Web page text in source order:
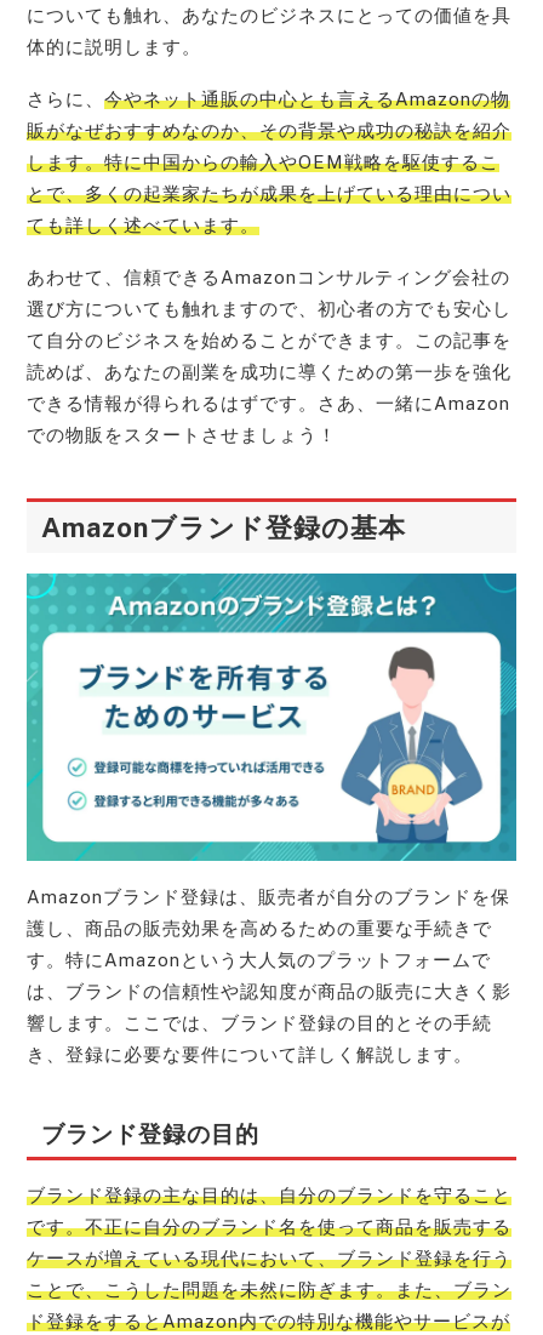
についても触れ、あなたのビジネスにとっての価値を具
体的に説明します。
さらに、今やネット通販の中心とも言えるAmazonの物
販がなぜおすすめなのか、その背景や成功の秘訣を紹介
します。特に中国からの輸入やOEM戦略を駆使するこ
とで、多くの起業家たちが成果を上げている理由につい
ても詳しく述べています。
あわせて、信頼できるAmazonコンサルティング会社の
選び方についても触れますので、初心者の方でも安心し
て自分のビジネスを始めることができます。この記事を
読めば、あなたの副業を成功に導くための第一歩を強化
できる情報が得られるはずです。さあ、一緒にAmazon
での物販をスタートさせましょう！
Amazonブランド登録の基本
Amazonブランド登録は、販売者が自分のブランドを保
護し、商品の販売効果を高めるための重要な手続きで
す。特にAmazonという大人気のプラットフォームで
は、ブランドの信頼性や認知度が商品の販売に大きく影
響します。ここでは、ブランド登録の目的とその手続
き、登録に必要な要件について詳しく解説します。
ブランド登録の目的
ブランド登録の主な目的は、自分のブランドを守ること
です。不正に自分のブランド名を使って商品を販売する
ケースが増えている現代において、ブランド登録を行う
ことで、こうした問題を未然に防ぎます。また、ブラン
ド登録をするとAmazon内での特別な機能やサービスが